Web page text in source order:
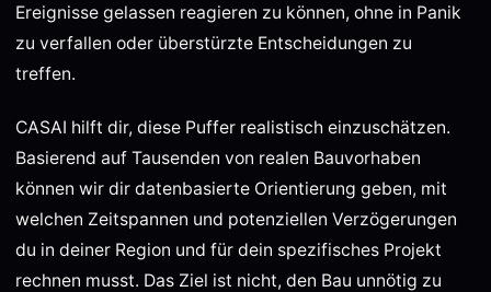
Ereignisse gelassen reagieren zu können, ohne in Panik
zu verfallen oder überstürzte Entscheidungen zu
treffen.
CASAI hilft dir, diese Puffer realistisch einzuschätzen.
Basierend auf Tausenden von realen Bauvorhaben
können wir dir datenbasierte Orientierung geben, mit
welchen Zeitspannen und potenziellen Verzögerungen
du in deiner Region und für dein spezifisches Projekt
rechnen musst. Das Ziel ist nicht, den Bau unnötig zu